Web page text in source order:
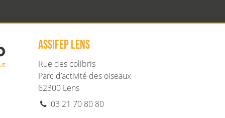
ASSIFEP LENS
Rue des colibris
Parc d’activité des oiseaux
62300 Lens
03 21 70 80 80